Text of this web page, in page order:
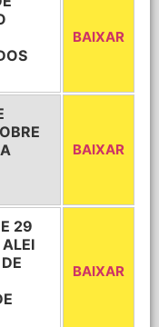
BAIXAR
BAIXAR
29
BAIXAR